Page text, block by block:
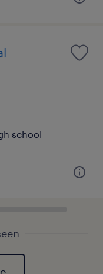
school